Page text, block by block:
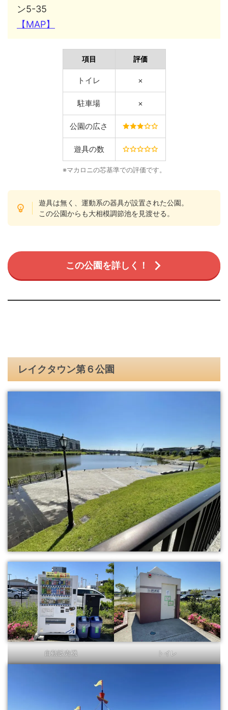
ン5-35
【MAP】
項目 評価
トイレ ×
駐車場 ×
公園の広さ
遊具の数
※マカロニの芯基準での評価です。
遊具は無く、運動系の器具が設置された公園。
この公園からも大相模調節池を見渡せる。
この公園を詳しく！
レイクタウン第６公園
自動販売機 トイレ